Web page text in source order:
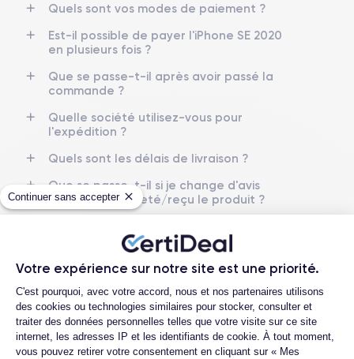
Continuer sans accepter
Votre expérience sur notre site est une priorité.
Plateforme de Gestion du
C'est pourquoi, avec votre accord, nous et nos partenaires utilisons
des cookies ou technologies similaires pour stocker, consulter et
traiter des données personnelles telles que votre visite sur ce site
internet, les adresses IP et les identifiants de cookie. À tout moment,
vous pouvez retirer votre consentement en cliquant sur « Mes
GPU 4 cœurs 2.65 GHz
Caméra
Résolution vidéo
4K - 3840x2160px
1821 mAh Nano-SIM + eSIM
Réseau mobile
4.5G
Débloqué
Pour en savoir plus en détail sur les caractéristiques de ce
Quels sont vos modes de paiement ?
Est-il possible de payer l'iPhone SE 2020
en plusieurs fois ?
Que se passe-t-il après avoir passé la
commande ?
Quelle société utilisez-vous pour
l'expédition ?
Quels sont les délais de livraison ?
Que se passe-t-il si je change d'avis
après avoir acheté/reçu le produit ?
Comment contacter le service client ?
Avec4.6/5